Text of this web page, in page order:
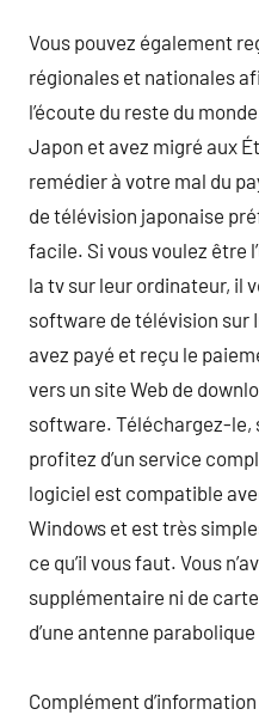
Vous pouvez également
régionales et nationales
l’écoute du reste du
Japon et avez migré aux
remédier à votre mal du
de télévision japonaise
facile. Si vous voulez être
la tv sur leur ordinateur, il
software de télévision sur
avez payé et reçu le
vers un site Web de
software. Téléchargez-le,
profitez d’un service
logiciel est compatible
Windows et est très
ce qu’il vous faut. Vous
supplémentaire ni de carte
d’une antenne
Complément